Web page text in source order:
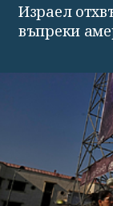
Израел
въпреки